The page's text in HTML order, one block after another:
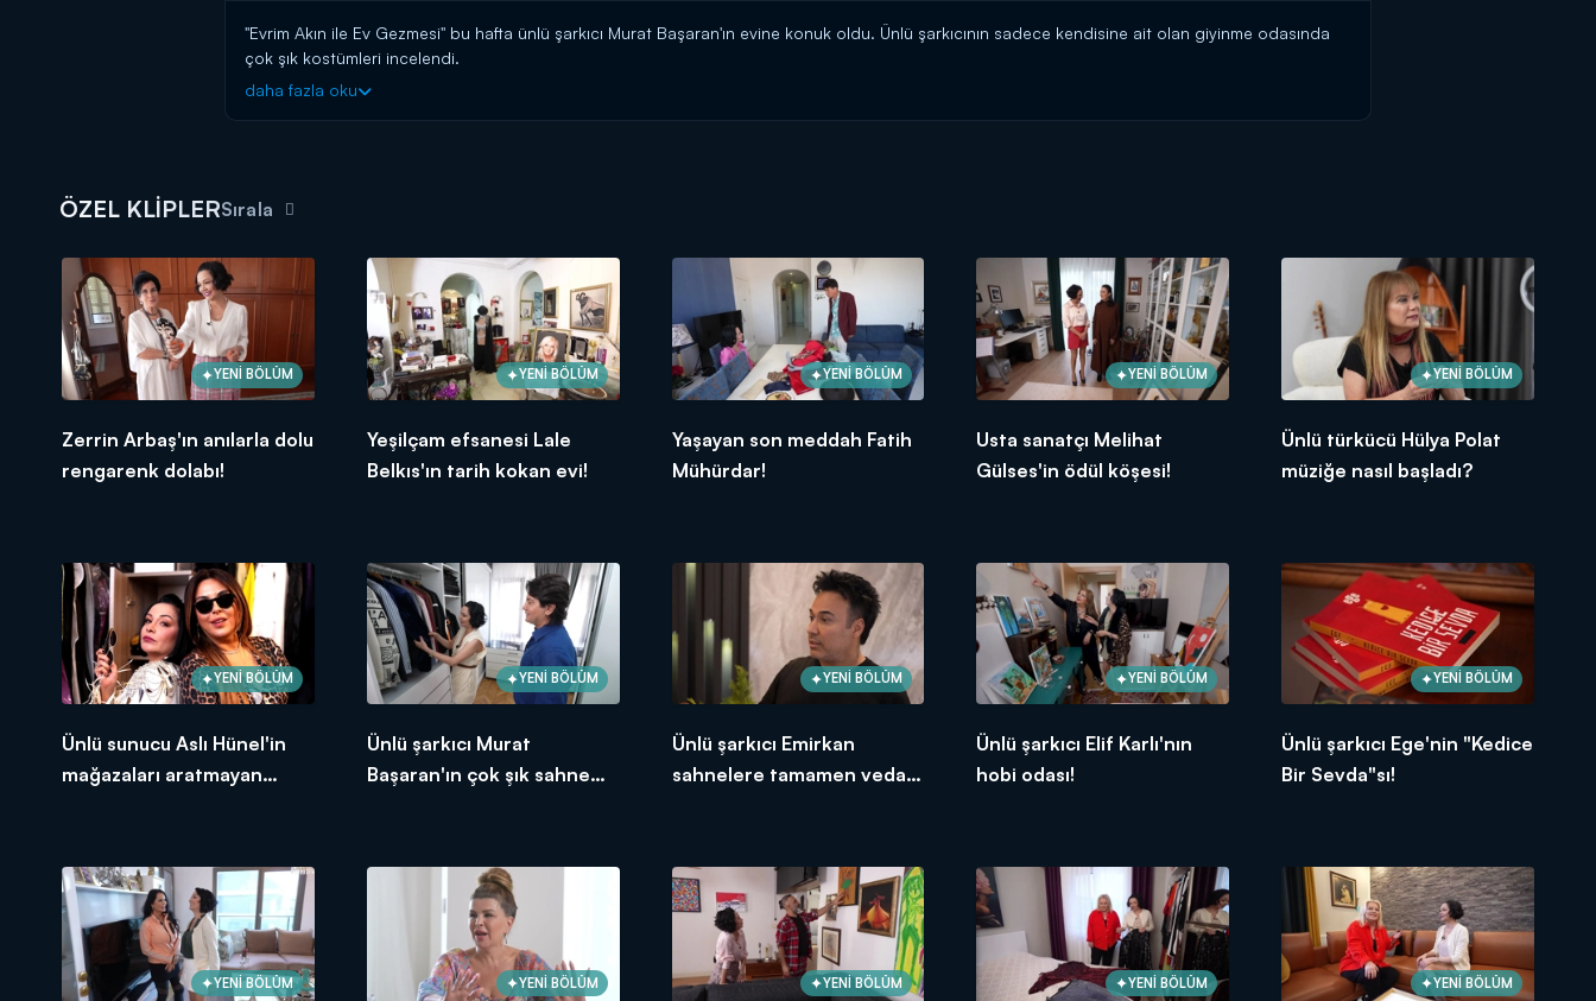
"Evrim Akın ile Ev Gezmesi" bu hafta ünlü şarkıcı Murat Başaran'ın evine konuk oldu. Ünlü şarkıcının sadece kendisine ait olan giyinme odasında
çok şık kostümleri incelendi.
Evrim Akın ile Ev Gezmesi her pazar 12.45'te Kanal D'de!
daha fazla oku
ÖZEL KLİPLERSırala
YENİ BÖLÜM
Zerrin Arbaş'ın anılarla dolu
rengarenk dolabı!
YENİ BÖLÜM
Yeşilçam efsanesi Lale
Belkıs'ın tarih kokan evi!
YENİ BÖLÜM
Yaşayan son meddah Fatih
Mühürdar!
YENİ BÖLÜM
Usta sanatçı Melihat
Gülses'in ödül köşesi!
YENİ BÖLÜM
Ünlü türkücü Hülya Polat
müziğe nasıl başladı?
YENİ BÖLÜM
Ünlü sunucu Aslı Hünel'in
mağazaları aratmayan
YENİ BÖLÜM
Ünlü şarkıcı Murat
Başaran'ın çok şık sahne
YENİ BÖLÜM
Ünlü şarkıcı Emirkan
sahnelere tamamen veda
YENİ BÖLÜM
Ünlü şarkıcı Elif Karlı'nın
hobi odası!
YENİ BÖLÜM
Ünlü şarkıcı Ege'nin "Kedice
Bir Sevda"sı!
YENİ BÖLÜM YENİ BÖLÜM YENİ BÖLÜM YENİ BÖLÜM YENİ BÖLÜM